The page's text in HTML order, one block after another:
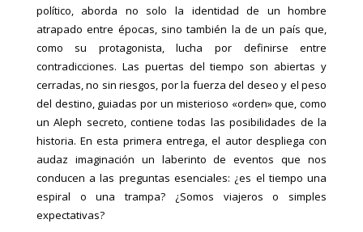
político, aborda no solo la identidad de un hombre
atrapado entre épocas, sino también la de un país que,
como su protagonista, lucha por definirse entre
contradicciones. Las puertas del tiempo son abiertas y
cerradas, no sin riesgos, por la fuerza del deseo y el peso
del destino, guiadas por un misterioso «orden» que, como
un Aleph secreto, contiene todas las posibilidades de la
historia. En esta primera entrega, el autor despliega con
audaz imaginación un laberinto de eventos que nos
conducen a las preguntas esenciales: ¿es el tiempo una
espiral o una trampa? ¿Somos viajeros o simples
expectativas?